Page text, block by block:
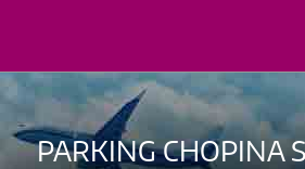
PARKING CHOPINA